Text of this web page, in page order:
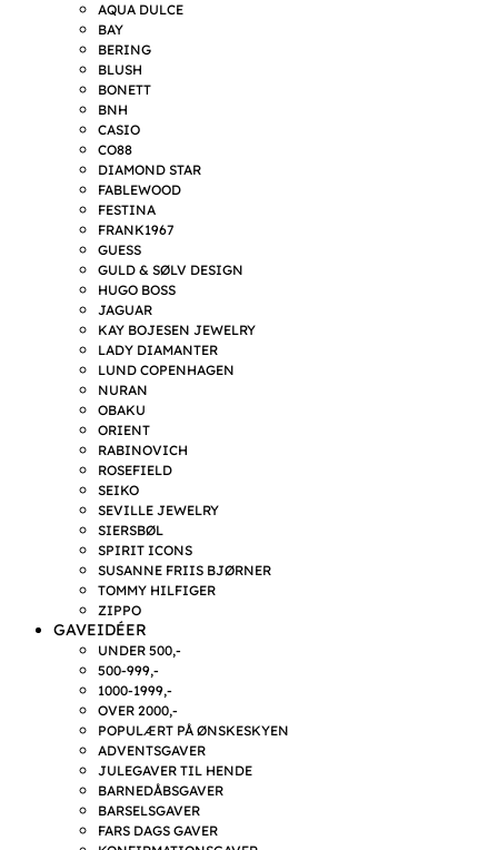
AQUA DULCE
BAY
BERING
BLUSH
BONETT
BNH
CASIO
CO88
DIAMOND STAR
FABLEWOOD
FESTINA
FRANK1967
GUESS
GULD & SØLV DESIGN
HUGO BOSS
JAGUAR
KAY BOJESEN JEWELRY
LADY DIAMANTER
LUND COPENHAGEN
NURAN
OBAKU
ORIENT
RABINOVICH
ROSEFIELD
SEIKO
SEVILLE JEWELRY
SIERSBØL
SPIRIT ICONS
SUSANNE FRIIS BJØRNER
TOMMY HILFIGER
ZIPPO
GAVEIDÉER
UNDER 500,-
500-999,-
1000-1999,-
OVER 2000,-
POPULÆRT PÅ ØNSKESKYEN
ADVENTSGAVER
JULEGAVER TIL HENDE
BARNEDÅBSGAVER
BARSELSGAVER
FARS DAGS GAVER